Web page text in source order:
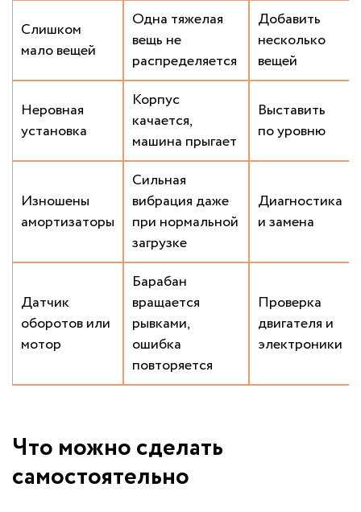
Слишком
мало вещей
Одна тяжелая
вещь не
распределяется
Добавить
несколько
вещей
Неровная
установка
Корпус
качается,
машина прыгает
Выставить
по уровню
Изношены
амортизаторы
Сильная
вибрация даже
при нормальной
загрузке
Диагностика
и замена
Датчик
оборотов или
мотор
Барабан
вращается
рывками,
ошибка
повторяется
Проверка
двигателя и
электроники
Что можно сделать
самостоятельно